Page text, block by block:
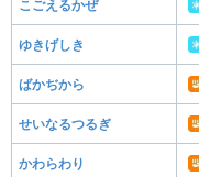
こごえるかぜ
ゆきげしき
ばかぢから
せいなるつるぎ
かわらわり